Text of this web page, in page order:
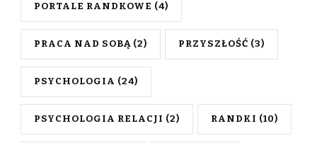
PORTALE RANDKOWE (4)
PRACA NAD SOBĄ (2) PRZYSZŁOŚĆ (3)
PSYCHOLOGIA (24)
PSYCHOLOGIA RELACJI (2) RANDKI (10)